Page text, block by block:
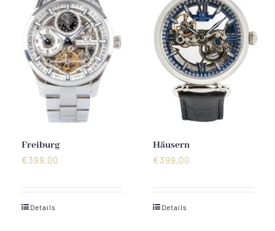
Freiburg
€399,00
Details
Häusern
€399,00
Details